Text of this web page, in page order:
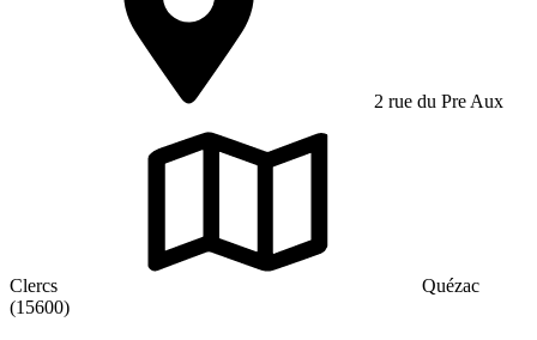
2 rue du Pre Aux
Clercs
Quézac
(15600)